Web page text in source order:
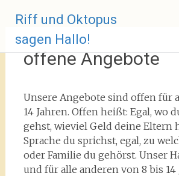
Inhalt
springen
Riff und Oktopus
sagen Hallo!
offene Angebote
Unsere Angebote sind offen für
14 Jahren. Offen heißt: Egal, wo
gehst, wieviel Geld deine Eltern
Sprache du sprichst, egal, zu
oder Familie du gehörst. Unser
und für alle anderen von 8 bis 14